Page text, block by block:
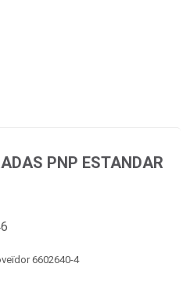
PNP ESTANDAR
6602640-4